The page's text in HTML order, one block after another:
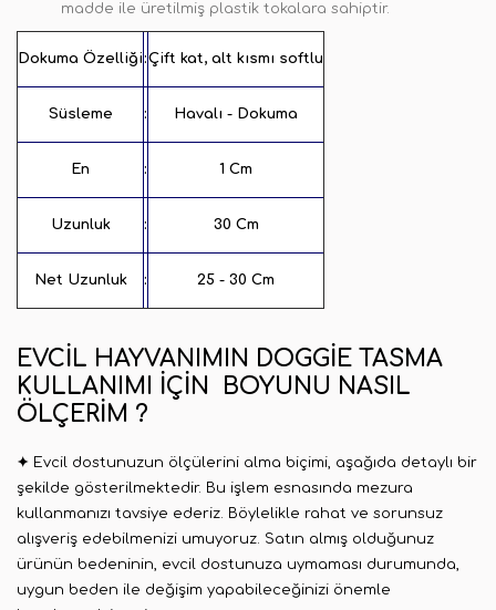
madde ile üretilmiş plastik tokalara sahiptir.
Dokuma Özelliği:Çift kat, alt kısmı softlu
Süsleme : Havalı - Dokuma
En : 1 Cm
Uzunluk : 30 Cm
Net Uzunluk : 25 - 30 Cm
EVCIL HAYVANIMIN DOGGIE TASMA
KULLANIMI İÇIN BOYUNU NASIL
ÖLÇERIM ?
✦ Evcil dostunuzun ölçülerini alma biçimi, aşağıda detaylı bir
şekilde gösterilmektedir. Bu işlem esnasında mezura
kullanmanızı tavsiye ederiz. Böylelikle rahat ve sorunsuz
alışveriş edebilmenizi umuyoruz. Satın almış olduğunuz
ürünün bedeninin, evcil dostunuza uymaması durumunda,
uygun beden ile değişim yapabileceğinizi önemle